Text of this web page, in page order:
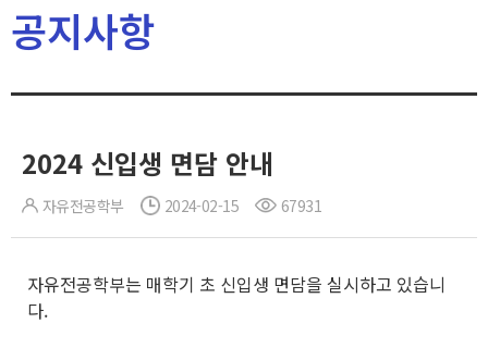
공지사항
2024 신입생 면담 안내
자유전공학부 2024-02-15 67931
자유전공학부는 매학기 초 신입생 면담을 실시하고 있습니
다.